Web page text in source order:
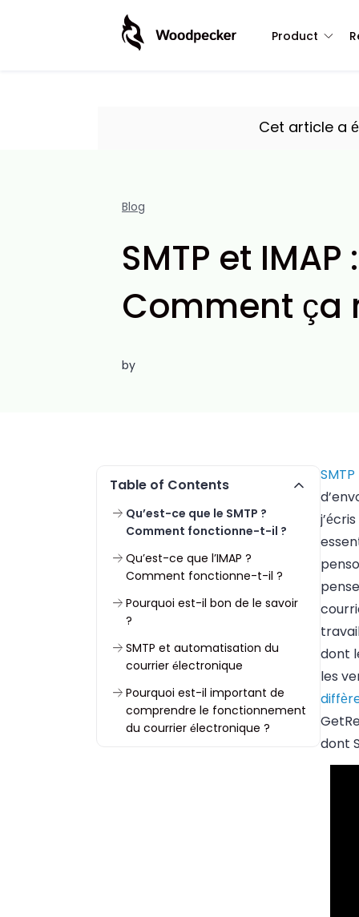
Product
Cet article a
Blog
SMTP et
Comment ça
by
Table of Contents
Qu’est-ce que le SMTP ?
Comment fonctionne-t-il ?
Qu’est-ce que l’IMAP ?
Comment fonctionne-t-il ?
Pourquoi est-il bon de le savoir
?
SMTP et automatisation du
courrier électronique
Pourquoi est-il important de
comprendre le fonctionnement
du courrier électronique ?
SMTP
dont
les
dont